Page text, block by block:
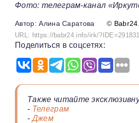
Фото: телеграм-канал
Алина Саратова ©
URL: https://babr24.info/irk/?IDE=291831
Поделиться в соцсетях:
Также читайте
- Телеграм
-Джем